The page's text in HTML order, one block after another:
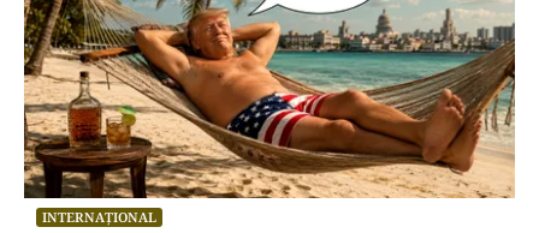
INTERNAȚIONAL